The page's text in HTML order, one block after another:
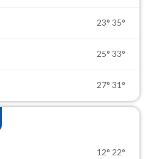
23° 35°
25° 33°
27° 31°
12° 22°